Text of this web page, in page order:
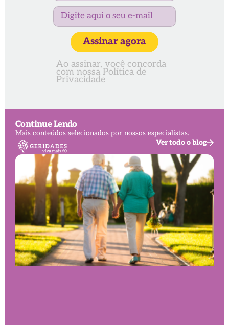
Assinar agora
Ao assinar, você concorda
com nossa Política de
Privacidade
Continue Lendo
Mais conteúdos selecionados por nossos especialistas.
Ver todo o blog